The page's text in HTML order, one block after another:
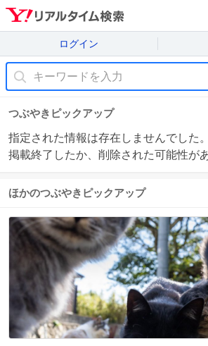
ログイン
つぶやきピックアップ
指定された情報は存在しませんでした。
掲載終了したか、削除された可能性が
ほかのつぶやきピックアップ